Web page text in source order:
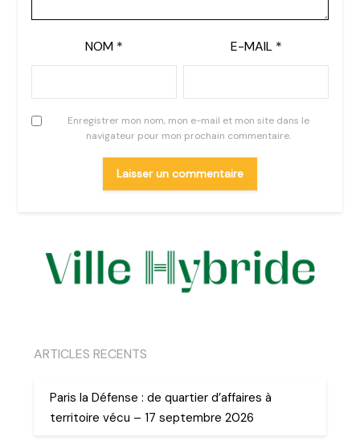
NOM * E-MAIL *
Enregistrer mon nom, mon e-mail et mon site dans le
navigateur pour mon prochain commentaire.
ARTICLES RECENTS
Paris la Défense : de quartier d’affaires à
territoire vécu – 17 septembre 2026